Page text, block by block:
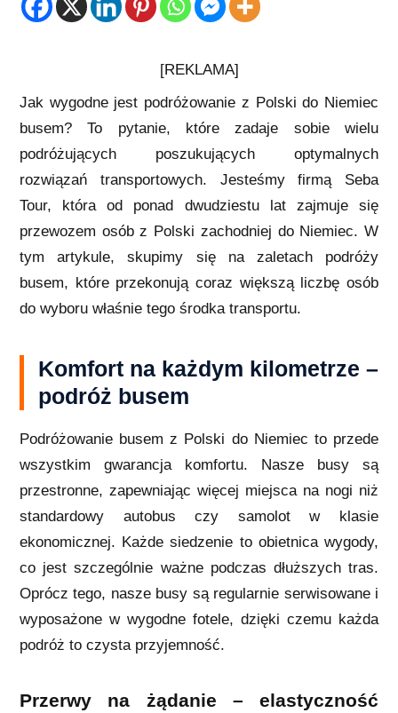
[REKLAMA]
Jak wygodne jest podróżowanie z Polski do Niemiec
busem? To pytanie, które zadaje sobie wielu
podróżujących poszukujących optymalnych
rozwiązań transportowych. Jesteśmy firmą Seba
Tour, która od ponad dwudziestu lat zajmuje się
przewozem osób z Polski zachodniej do Niemiec. W
tym artykule, skupimy się na zaletach podróży
busem, które przekonują coraz większą liczbę osób
do wyboru właśnie tego środka transportu.
Komfort na każdym kilometrze –
podróż busem
Podróżowanie busem z Polski do Niemiec to przede
wszystkim gwarancja komfortu. Nasze busy są
przestronne, zapewniając więcej miejsca na nogi niż
standardowy autobus czy samolot w klasie
ekonomicznej. Każde siedzenie to obietnica wygody,
co jest szczególnie ważne podczas dłuższych tras.
Oprócz tego, nasze busy są regularnie serwisowane i
wyposażone w wygodne fotele, dzięki czemu każda
podróż to czysta przyjemność.
Przerwy na żądanie – elastyczność